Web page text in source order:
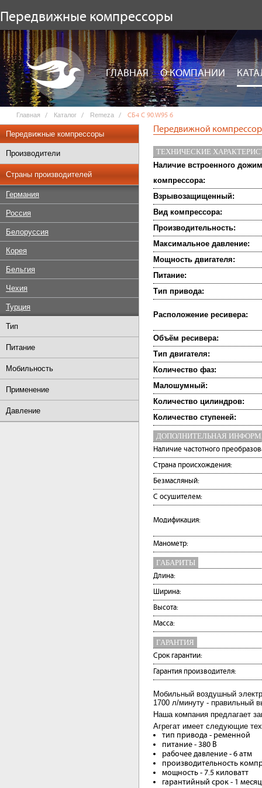
Передвижные компрессоры
ГЛАВНАЯ О КОМПАНИИ
Главная Каталог Remeza СБ4 С 90.W95 6
Передвижные компрессоры
Производители
Страны производителей
Германия
Россия
Белоруссия
Корея
Бельгия
Чехия
Турция
Тип
Питание
Мобильность
Применение
Давление
Передвижной компрессор
ТЕХНИЧЕСКИЕ
Наличие встроенного
компрессора:
Взрывозащищенный:
Вид компрессора:
Производительность:
Максимальное давление:
Мощность двигателя:
Питание:
Тип привода:
Расположение ресивера:
Объём ресивера:
Тип двигателя:
Количество фаз:
Малошумный:
Количество цилиндров:
Количество ступеней:
ДОПОЛНИТЕЛЬНАЯ
Наличие частотного
Страна происхождения:
Безмасляный:
С осушителем:
Модификация:
Манометр:
ГАБАРИТЫ
Длина:
Ширина:
Высота:
Масса:
ГАРАНТИЯ
Срок гарантии:
Гарантия производителя:
Мобильный воздушный
1700 л/минуту - правильный
Наша компания предлагает
Агрегат имеет следующие
тип привода - ременной
питание - 380 В
рабочее давление - 6 атм
производительность
мощность - 7.5 киловатт
гарантийный срок - 1